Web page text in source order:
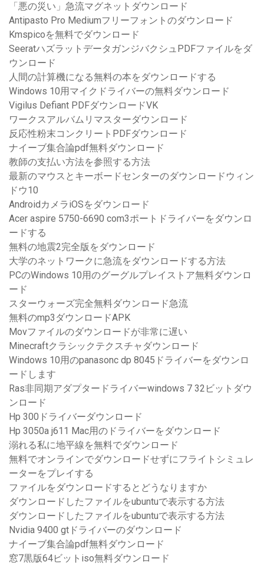
「悪の災い」急流マグネットダウンロード
Antipasto Pro Mediumフリーフォントのダウンロード
Kmspicoを無料でダウンロード
SeeratハズラットデータガンジバクシュPDFファイルをダ
ウンロード
人間の計算機になる無料の本をダウンロードする
Windows 10用マイクドライバーの無料ダウンロード
Vigilus Defiant PDFダウンロードVK
ワークスアルバムリマスターダウンロード
反応性粉末コンクリートPDFダウンロード
ナイーブ集合論pdf無料ダウンロード
教師の支払い方法を参照する方法
最新のマウスとキーボードセンターのダウンロードウィン
ドウ10
AndroidカメラiOSをダウンロード
Acer aspire 5750-6690 com3ポートドライバーをダウンロ
ードする
無料の地震2完全版をダウンロード
大学のネットワークに急流をダウンロードする方法
PCのWindows 10用のグーグルプレイストア無料ダウンロ
ード
スターウォーズ完全無料ダウンロード急流
無料のmp3ダウンロードAPK
Movファイルのダウンロードが非常に遅い
Minecraftクラシックテクスチャダウンロード
Windows 10用のpanasonc dp 8045ドライバーをダウンロ
ードします
Ras非同期アダプタードライバーwindows 7 32ビットダウ
ンロード
Hp 300ドライバーダウンロード
Hp 3050a j611 Mac用のドライバーをダウンロード
溺れる私に地平線を無料でダウンロード
無料でオンラインでダウンロードせずにフライトシミュレ
ーターをプレイする
ファイルをダウンロードするとどうなりますか
ダウンロードしたファイルをubuntuで表示する方法
ダウンロードしたファイルをubuntuで表示する方法
Nvidia 9400 gtドライバーのダウンロード
ナイーブ集合論pdf無料ダウンロード
窓7黒版64ビットiso無料ダウンロード